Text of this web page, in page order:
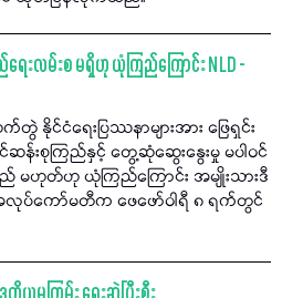
ေးလမ်းစ မရှိဟု ယုံကြည်ကြောင်း NLD -
င်ငံရေးပြဿနာများအား ဖြေရှင်း
င်ဆန်းစုကြည်နှင့် တွေ့ဆုံဆွေးနွေးမှု မပါဝင်
မဟုတ်ဟု ယုံကြည်ကြောင်း အမျိုးသားဒီ
ပ်ကော်မတီက ဖေဖော်ဝါရီ ၈ ရက်တွင်